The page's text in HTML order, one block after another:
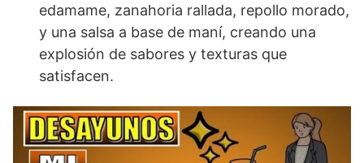
edamame, zanahoria rallada, repollo morado,
y una salsa a base de maní, creando una
explosión de sabores y texturas que
satisfacen.